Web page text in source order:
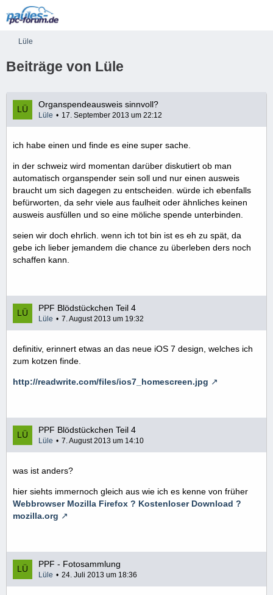
Lüle
Beiträge von Lüle
Organspendeausweis sinnvoll?
Lüle 17. September 2013 um 22:12
ich habe einen und finde es eine super sache.
in der schweiz wird momentan darüber diskutiert ob man
automatisch organspender sein soll und nur einen ausweis
braucht um sich dagegen zu entscheiden. würde ich ebenfalls
befürworten, da sehr viele aus faulheit oder ähnliches keinen
ausweis ausfüllen und so eine möliche spende unterbinden.
seien wir doch ehrlich. wenn ich tot bin ist es eh zu spät, da
gebe ich lieber jemandem die chance zu überleben ders noch
schaffen kann.
PPF Blödstückchen Teil 4
Lüle 7. August 2013 um 19:32
definitiv, erinnert etwas an das neue iOS 7 design, welches ich
zum kotzen finde.
http://readwrite.com/files/ios7_homescreen.jpg
PPF Blödstückchen Teil 4
Lüle 7. August 2013 um 14:10
was ist anders?
hier siehts immernoch gleich aus wie ich es kenne von früher
Webbrowser Mozilla Firefox ? Kostenloser Download ?
mozilla.org
PPF - Fotosammlung
Lüle 24. Juli 2013 um 18:36